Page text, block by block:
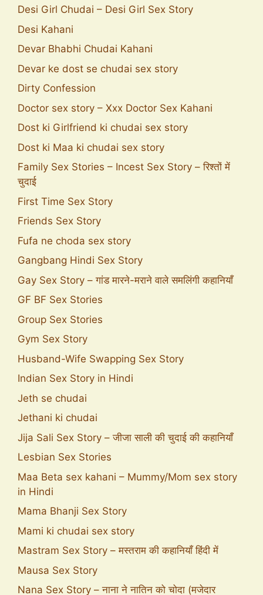
Desi Girl Chudai – Desi Girl Sex Story
Desi Kahani
Devar Bhabhi Chudai Kahani
Devar ke dost se chudai sex story
Dirty Confession
Doctor sex story – Xxx Doctor Sex Kahani
Dost ki Girlfriend ki chudai sex story
Dost ki Maa ki chudai sex story
Family Sex Stories – Incest Sex Story – रिश्तों में
चुदाई
First Time Sex Story
Friends Sex Story
Fufa ne choda sex story
Gangbang Hindi Sex Story
Gay Sex Story – गांड मारने-मराने वाले समलिंगी कहानियाँ
GF BF Sex Stories
Group Sex Stories
Gym Sex Story
Husband-Wife Swapping Sex Story
Indian Sex Story in Hindi
Jeth se chudai
Jethani ki chudai
Jija Sali Sex Story – जीजा साली की चुदाई की कहानियाँ
Lesbian Sex Stories
Maa Beta sex kahani – Mummy/Mom sex story
in Hindi
Mama Bhanji Sex Story
Mami ki chudai sex story
Mastram Sex Story – मस्तराम की कहानियाँ हिंदी में
Mausa Sex Story
Nana Sex Story – नाना ने नातिन को चोदा (मजेदार